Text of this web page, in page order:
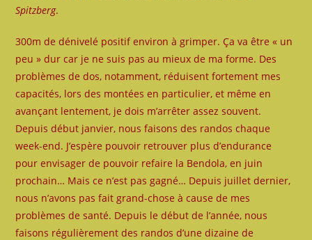
Spitzberg.
300m de dénivelé positif environ à grimper. Ça va être « un
peu » dur car je ne suis pas au mieux de ma forme. Des
problèmes de dos, notamment, réduisent fortement mes
capacités, lors des montées en particulier, et même en
avançant lentement, je dois m’arrêter assez souvent.
Depuis début janvier, nous faisons des randos chaque
week-end. J’espère pouvoir retrouver plus d’endurance
pour envisager de pouvoir refaire la Bendola, en juin
prochain… Mais ce n’est pas gagné… Depuis juillet dernier,
nous n’avons pas fait grand-chose à cause de mes
problèmes de santé. Depuis le début de l’année, nous
faisons régulièrement des randos d’une dizaine de